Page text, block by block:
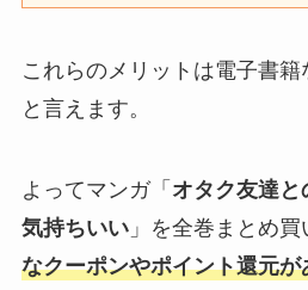
これらのメリットは電子書籍
と言えます。
よってマンガ「 オタク友達と
気持ちいい」を全巻まとめ買
なクーポンやポイント還元